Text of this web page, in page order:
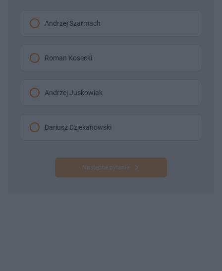
Andrzej Szarmach
Roman Kosecki
Andrzej Juskowiak
Dariusz Dziekanowski
Następne pytanie